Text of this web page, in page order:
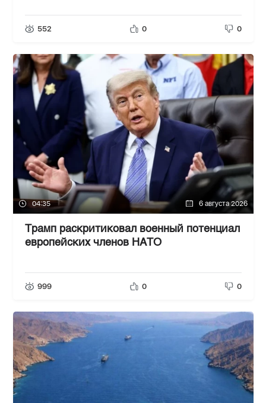
552 0 0
04:35 6 августа 2026
Трамп раскритиковал военный потенциал
европейских членов НАТО
999 0 0